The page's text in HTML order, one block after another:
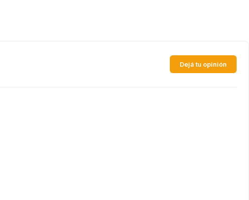
Dejá tu opinión